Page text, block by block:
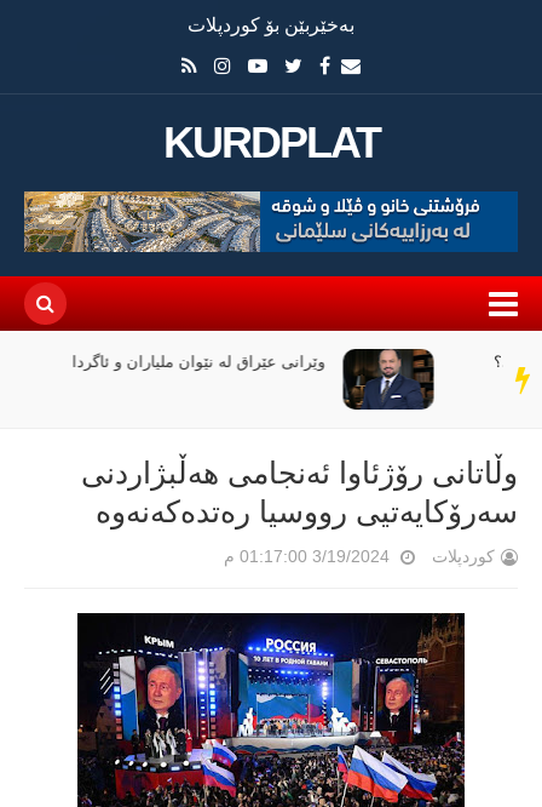
بەخێربێن بۆ کوردپلات
KURDPLAT
سەر
دێڕ
وێرانی عێراق لە نێوان ملیاران و ئاگردا
وڵاتانی رۆژئاوا ئەنجامی هەڵبژاردنی
سەرۆکایەتیی رووسیا رەتدەکەنەوە
کوردپلات 3/19/2024 01:17:00 م